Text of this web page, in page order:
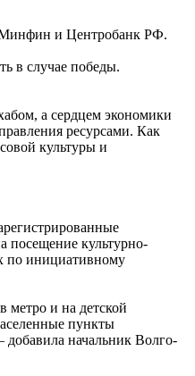
Минфин и Центробанк РФ.
в случае победы.
а сердцем экономики
ресурсами. Как
культуры и
посещение культурно-
по инициативному
метро и на детской
пункты
начальник Волго-